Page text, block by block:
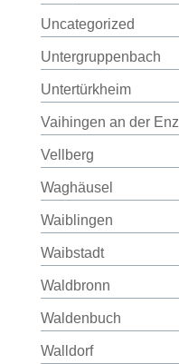
Uncategorized
Untergruppenbach
Untertürkheim
Vaihingen an der Enz
Vellberg
Waghäusel
Waiblingen
Waibstadt
Waldbronn
Waldenbuch
Walldorf